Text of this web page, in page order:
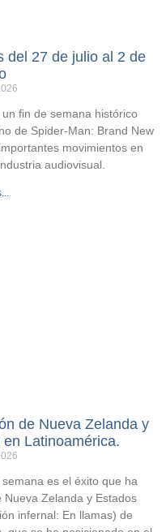
del 27 de julio al 2 de
fin de semana histórico
de Spider-Man: Brand New
movimientos en
audiovisual.
de Nueva Zelanda y
Latinoamérica.
es el éxito que ha
Zelanda y Estados
infernal: En llamas) de